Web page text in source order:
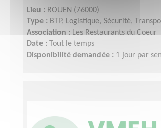
Lieu : ROUEN (76000)
Type : BTP, Logistique, Sécurité,
Association : Les Restaurants du Coeur
Date :
Tout le temps
Disponibilité demandée : 1 jour par